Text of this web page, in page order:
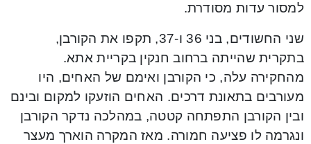
למסור עדות מסודרת.
שני החשודים, בני 36 ו-37, תקפו את הקורבן,
בתקרית שהייתה ברחוב חנקין בקריית אתא.
מהחקירה עלה, כי הקורבן ואימם של האחים, היו
מעורבים בתאונת דרכים. האחים הוזעקו למקום ובינם
ובין הקורבן התפתחה קטטה, במהלכה נדקר הקורבן
ונגרמה לו פציעה חמורה. מאז המקרה הוארך מעצר